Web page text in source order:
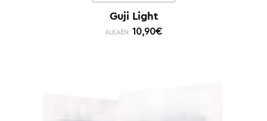
Guji Light
ALKAEN: 10,90€